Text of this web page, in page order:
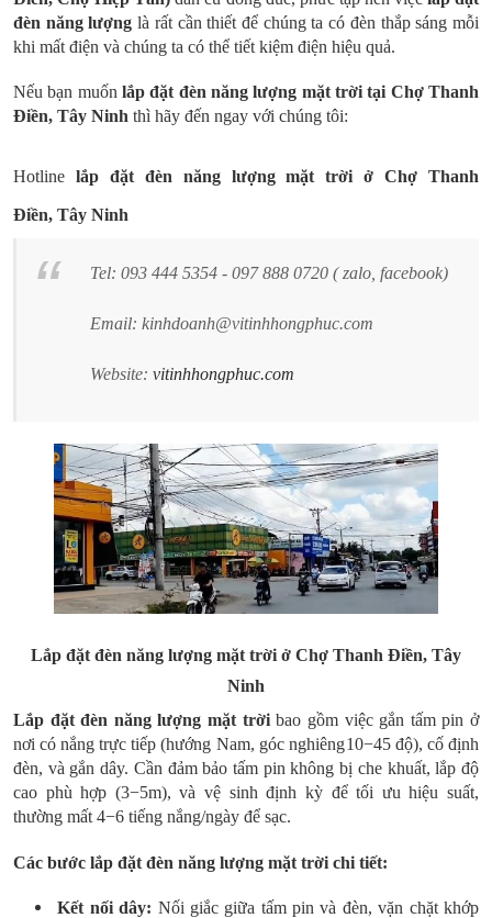
đèn năng lượng là rất cần thiết để chúng ta có đèn thắp sáng mỗi
khi mất điện và chúng ta có thể tiết kiệm điện hiệu quả.
Nếu bạn muốn lắp đặt đèn năng lượng mặt trời tại ChợThanh
Điền, Tây Ninh thì hãy đến ngay với chúng tôi:
Hotline lắp đặt đèn năng lượng mặt trời ở ChợThanh
Điền, Tây Ninh
Tel: 093 444 5354 - 097 888 0720 ( zalo, facebook)
Email: kinhdoanh@vitinhhongphuc.com
Website: vitinhhongphuc.com
Lắp đặt đèn năng lượng mặt trời ở Chợ Thanh Điền, Tây
Ninh
Lắp đặt đèn năng lượng mặt trờibao gồm việc gắn tấm pin ở
nơi có nắng trực tiếp (hướng Nam, góc nghiêng10−45 độ), cố định
đèn, và gắn dây. Cần đảm bảo tấm pin không bị che khuất, lắp độ
cao phù hợp (3−5m), và vệ sinh định kỳ để tối ưu hiệu suất,
thường mất 4−6 tiếng nắng/ngày để sạc.
Các bước lắp đặt đèn năng lượng mặt trời chi tiết:
Kết nối dây: Nối giắc giữa tấm pin và đèn, vặn chặt khớp